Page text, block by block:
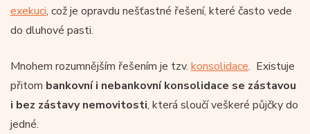
exekuci, což je opravdu nešťastné řešení, které často vede
do dluhové pasti.
Mnohem rozumnějším řešením je tzv. konsolidace. Existuje
přitom bankovní i nebankovní konsolidace se zástavou
i bez zástavy nemovitosti, která sloučí veškeré půjčky do
jedné.